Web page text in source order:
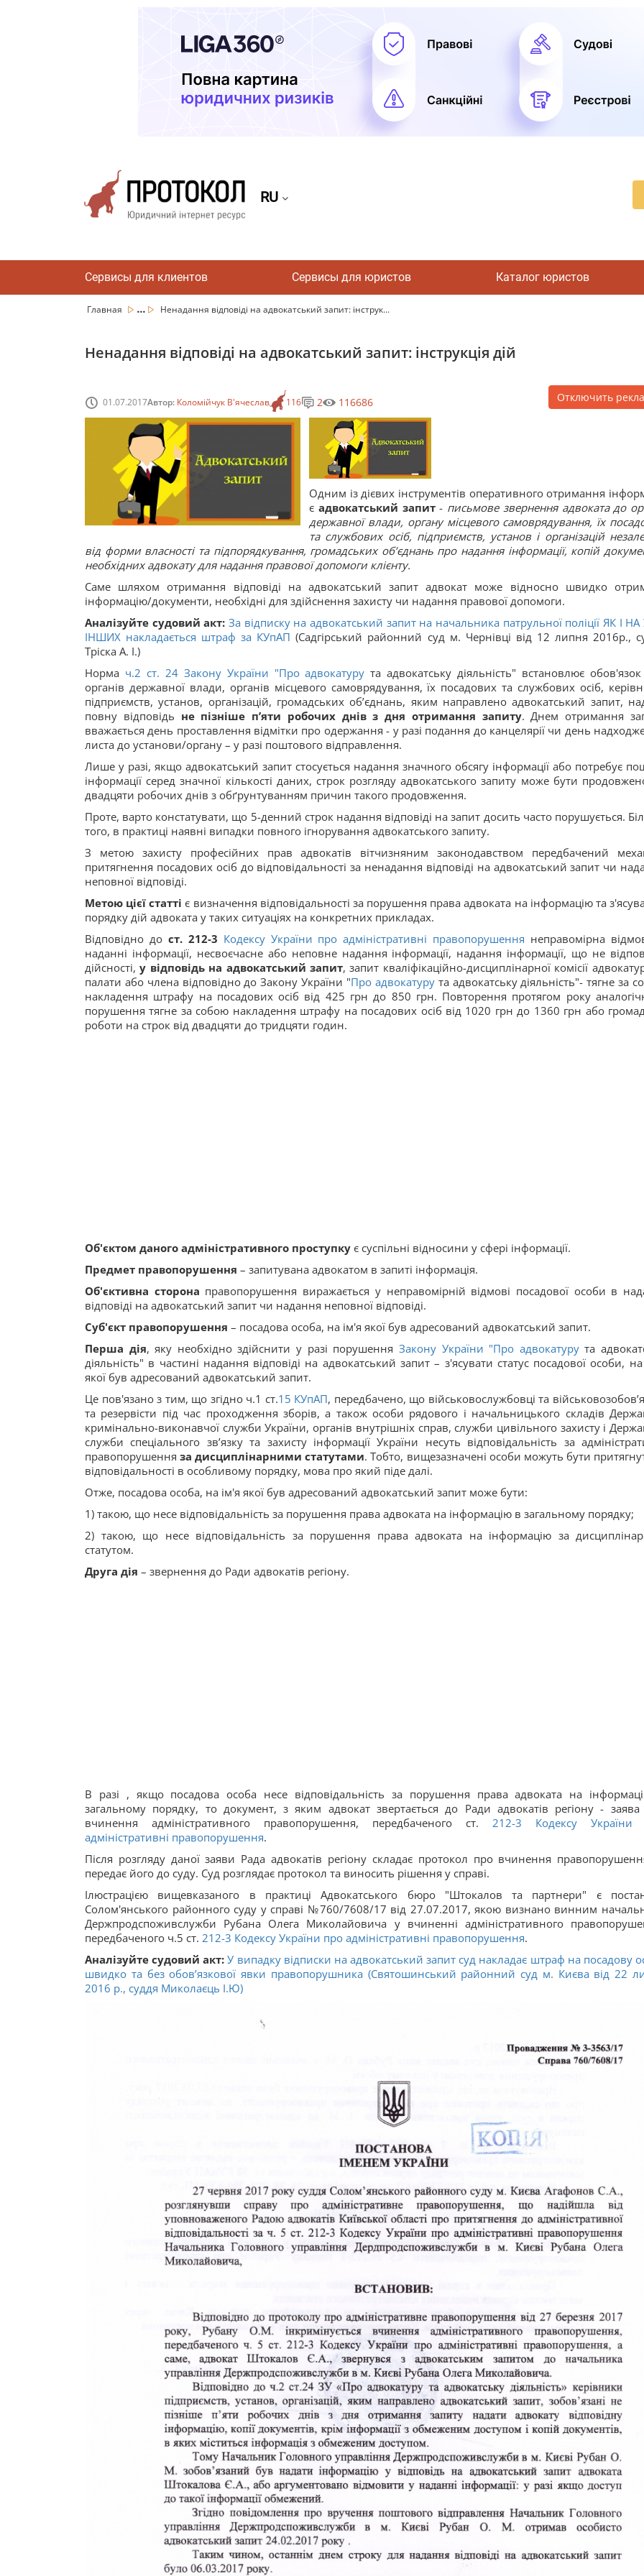
RU
Сервисы для клиентов Сервисы для юристов Каталог юристов
Главная ... Ненадання відповіді на адвокатський запит: інструк...
Ненадання відповіді на адвокатський запит: інструкція дій
01.07.2017Автор: Коломійчук В'ячеслав 116 2 116686 Отключить
Одним із дієвих інструментів оперативного отримання
є адвокатський запит- письмове звернення адвоката до
державної влади, органу місцевого самоврядування, їх
та службових осіб, підприємств, установ і організацій
від форми власності та підпорядкування, громадських об’єднань про надання інформації, копій
необхідних адвокату для надання правової допомоги клієнту.
Саме шляхом отримання відповіді на адвокатський запит адвокат може відносно швидко
інформацію/документи, необхідні для здійснення захисту чи надання правової допомоги.
Аналізуйте судовий акт: За відписку на адвокатський запит на начальника патрульної поліції ЯК І НА
ІНШИХ накладається штраф за КУпАП (Садгірський районний суд м. Чернівці від 12 липня 2016р.,
Тріска А. І.)
Норма ч.2 ст. 24 Закону України "Про адвокатуру та адвокатську діяльність" встановлює
органів державної влади, органів місцевого самоврядування, їх посадових та службових осіб,
підприємств, установ, організацій, громадських об’єднань, яким направлено адвокатський запит,
повну відповідь не пізніше п’яти робочих днів з дня отримання запиту. Днем отримання
вважається день проставлення відмітки про одержання - у разі подання до канцелярії чи день
листа до установи/органу – у разі поштового відправлення.
Лише у разі, якщо адвокатський запит стосується надання значного обсягу інформації або потребує
інформації серед значної кількості даних, строк розгляду адвокатського запиту може бути
двадцяти робочих днів з обґрунтуванням причин такого продовження.
Проте, варто констатувати, що 5-денний строк надання відповіді на запит досить часто порушується.
того, в практиці наявні випадки повного ігнорування адвокатського запиту.
З метою захисту професійних прав адвокатів вітчизняним законодавством передбачений
притягнення посадових осіб до відповідальності за ненадання відповіді на адвокатський запит чи
неповної відповіді.
Метою цієї статті є визначення відповідальності за порушення права адвоката на інформацію та
порядку дій адвоката у таких ситуаціях на конкретних прикладах.
Відповідно до ст. 212-3 Кодексу України про адміністративні правопорушення неправомірна
наданні інформації, несвоєчасне або неповне надання інформації, надання інформації, що не
дійсності,у відповідь на адвокатський запит, запит кваліфікаційно-дисциплінарної комісії
палати або члена відповідно до Закону України "Про адвокатурута адвокатську діяльність"- тягне за
накладення штрафу на посадових осіб від 425 грн до 850 грн. Повторення протягом року
порушення тягне за собою накладення штрафу на посадових осіб від 1020 грн до 1360 грн або
роботи на строк від двадцяти до тридцяти годин.
Об'єктом даного адміністративного проступку є суспільні відносини у сфері інформації.
Предмет правопорушення – запитувана адвокатом в запиті інформація.
Об'єктивна сторона правопорушення виражається у неправомірній відмові посадової особи в
відповіді на адвокатський запит чи надання неповної відповіді.
Суб'єкт правопорушення – посадова особа, на ім'я якої був адресований адвокатський запит.
Перша дія, яку необхідно здійснити у разі порушення Закону України "Про адвокатурута
діяльність" в частині надання відповіді на адвокатський запит – з'ясувати статус посадової особи,
якої був адресований адвокатський запит.
Це пов'язано з тим, що згідно ч.1 ст.15 КУпАП, передбачено, що військовослужбовці та
та резервісти під час проходження зборів, а також особи рядового і начальницького складів
кримінально-виконавчої служби України, органів внутрішніх справ, служби цивільного захисту і
служби спеціального зв’язку та захисту інформації України несуть відповідальність за
правопорушенняза дисциплінарними статутами. Тобто, вищезазначені особи можуть бути
відповідальності в особливому порядку, мова про який піде далі.
Отже, посадова особа, на ім'я якої був адресований адвокатський запит може бути:
1) такою, що несе відповідальність за порушення права адвоката на інформацію в загальному порядку;
2) такою, що несе відповідальність за порушення права адвоката на інформацію за
статутом.
Друга дія – звернення до Ради адвокатів регіону.
В разі , якщо посадова особа несе відповідальність за порушення права адвоката на
загальному порядку, то документ, з яким адвокат звертається до Ради адвокатів регіону -
вчинення адміністративного правопорушення, передбаченого ст. 212-3 Кодексу України
адміністративні правопорушення.
Після розгляду даної заяви Рада адвокатів регіону складає протокол про вчинення
передає його до суду. Суд розглядає протокол та виносить рішення у справі.
Ілюстрацією вищевказаного в практиці Адвокатського бюро "Штокалов та партнери" є
Солом'янського районного суду у справі №760/7608/17 від 27.07.2017, якою визнано винним
Держпродспоживслужби Рубана Олега Миколайовича у вчиненні адміністративного
передбаченого ч.5 ст. 212-3 Кодексу України про адміністративні правопорушення.
Аналізуйте судовий акт: У випадку відписки на адвокатський запит суд накладає штраф на посадову
швидко та без обов’язкової явки правопорушника (Святошинський районний суд м. Києва від 22
2016 р., суддя Миколаєць І.Ю)